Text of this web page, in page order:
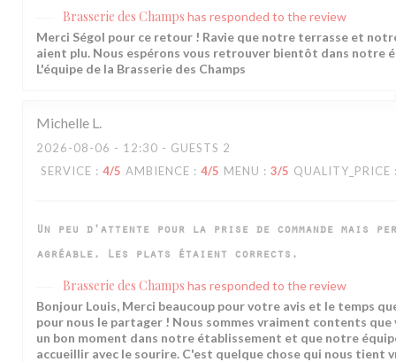
Brasserie des Champs has responded to the review
Merci Ségol pour ce retour ! Ravie que notre terrasse et
aient plu. Nous espérons vous retrouver bientôt dans notre
L'équipe de la Brasserie des Champs
Michelle L
2026-08-06 - 12:30 - GUESTS 2
SERVICE : 4/5 AMBIENCE : 4/5 MENU : 3/5 QUALITY_PRICE
Un peu d'attente pour la prise de commande mais
agréable. Les plats étaient corrects.
Brasserie des Champs has responded to the review
Bonjour Louis, Merci beaucoup pour votre avis et le temps
pour nous le partager ! Nous sommes vraiment contents que
un bon moment dans notre établissement et que notre
accueillir avec le sourire. C'est quelque chose qui nous tient